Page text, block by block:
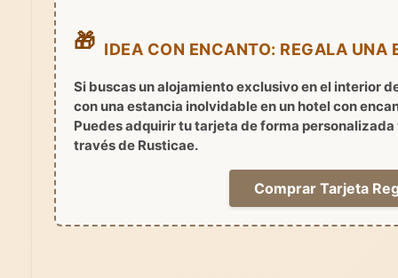
🎁 IDEA CON ENCANTO: REGALA UNA
Si buscas un alojamiento exclusivo en el interior
con una estancia inolvidable en un hotel con
Puedes adquirir tu tarjeta de forma
través de Rusticae.
Comprar Tarjeta